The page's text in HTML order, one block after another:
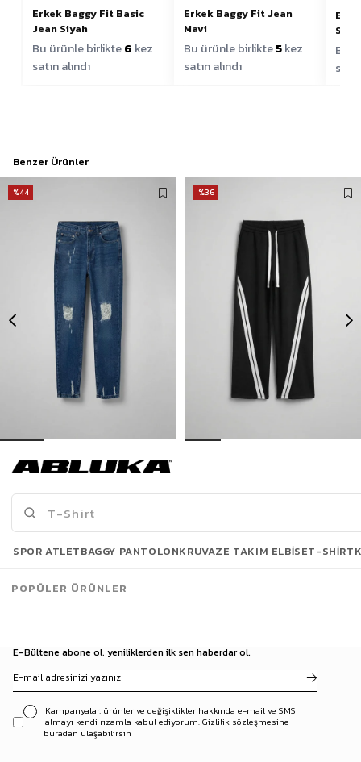
Erkek Baggy Fit Basic
Jean Siyah
Bu ürünle birlikte6 kez
satın alındı
Erkek Baggy Fit Jean
Mavi
Bu ürünle birlikte5kez
satın alındı
Bu
Benzer Ürünler
%44
499,00 TL
889,90 TL
%36
Son Bakılanlar
E-Bültene abone ol, yeniliklerden ilk sen haberdar ol.
Kampanyalar, ürünler ve değişiklikler hakkında e-mail ve SMS
almayı kendi rızamla kabul ediyorum. Gizlilik sözleşmesine
buradan ulaşabilirsin
SPOR ATLETBAGGY PANTOLONKRUVAZE TAKIM ELBISET-SHIRT
POPÜLER ÜRÜNLER